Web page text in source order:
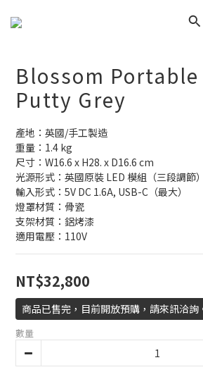
Blossom
Putty Grey
產地：英國/手工製造
重量：1.4 kg
尺寸：W16.6 x H28. x D16.6 cm
光源形式：英國原裝 LED 模組（三段調節）
輸入形式：5V DC 1.6A, USB-C（最大）
燈罩材質：骨瓷
支架材質：鋁烤漆
適用電壓：110V
NT$32,800
商品已售完，目前開放預購，請來訊洽詢
數量